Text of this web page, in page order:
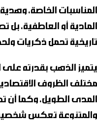
المناسبات الخاصة،
المادية أو العاطفية،
تاريخية تحمل ذكريات
يتميز الذهب بقدرته على
مختلف الظروف
المدى الطويل، وكما أن
والمتنوعة تعكس شخصية